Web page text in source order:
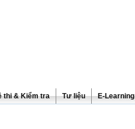
thi & Kiểm tra Tư liệu E-Learning